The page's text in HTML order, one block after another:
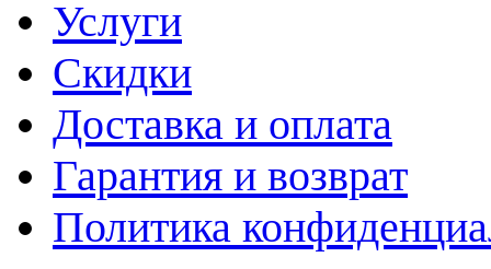
Услуги
Скидки
Доставка и оплата
Гарантия и возврат
Политика